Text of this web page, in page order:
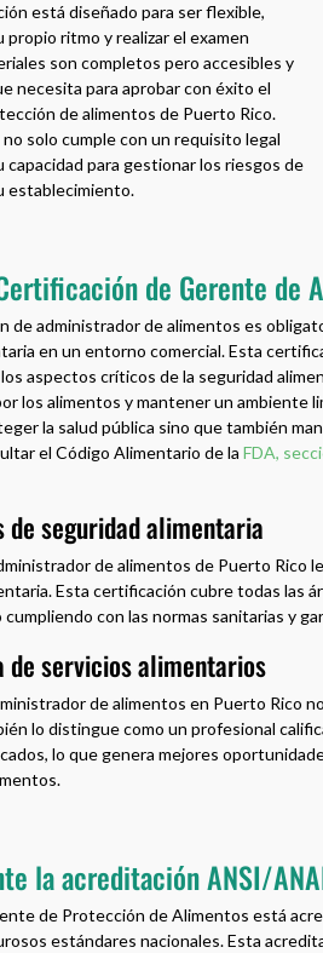
está diseñado para ser flexible,
ritmo y realizar el examen
son completos pero accesibles y
necesita para aprobar con éxito el
de alimentos de Puerto Rico.
solo cumple con un requisito legal
capacidad para gestionar los riesgos de
establecimiento.
de Gerente de
de administrador de alimentos es
en un entorno comercial. Esta
aspectos críticos de la seguridad
los alimentos y mantener un ambiente
la salud pública sino que también
el Código Alimentario de la FDA,
seguridad alimentaria
de alimentos de Puerto Rico
Esta certificación cubre todas las
con las normas sanitarias y
de servicios alimentarios
de alimentos en Puerto Rico
lo distingue como un profesional
lo que genera mejores
la acreditación ANSI/
de Protección de Alimentos está
estándares nacionales. Esta